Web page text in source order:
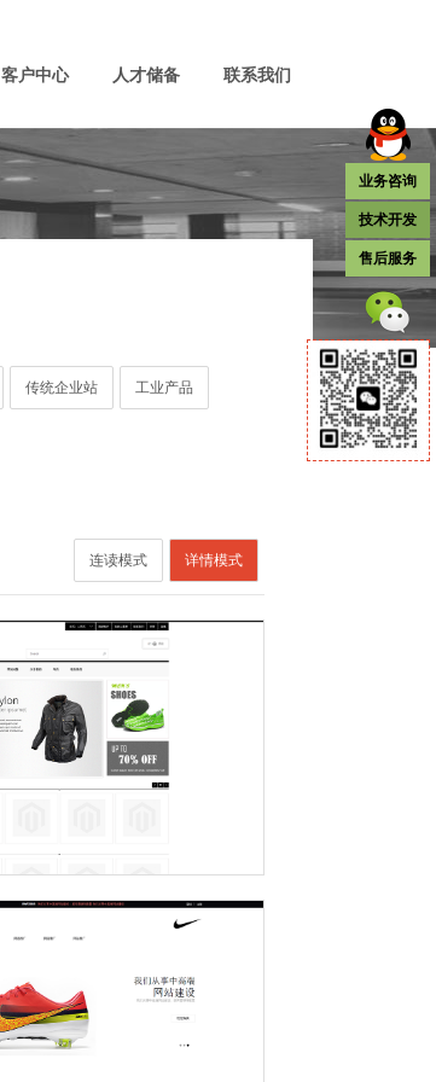
客户中心 人才储备 联系我们
传统企业站 工业产品
详情模式
连读模式
业务咨询
技术开发
售后服务